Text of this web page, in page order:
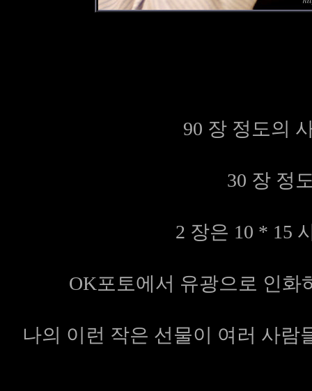
90 장 정도의
30 장 정
2 장은 10 * 15
OK포토에서 유광으로 인화
나의 이런 작은 선물이 여러 사람